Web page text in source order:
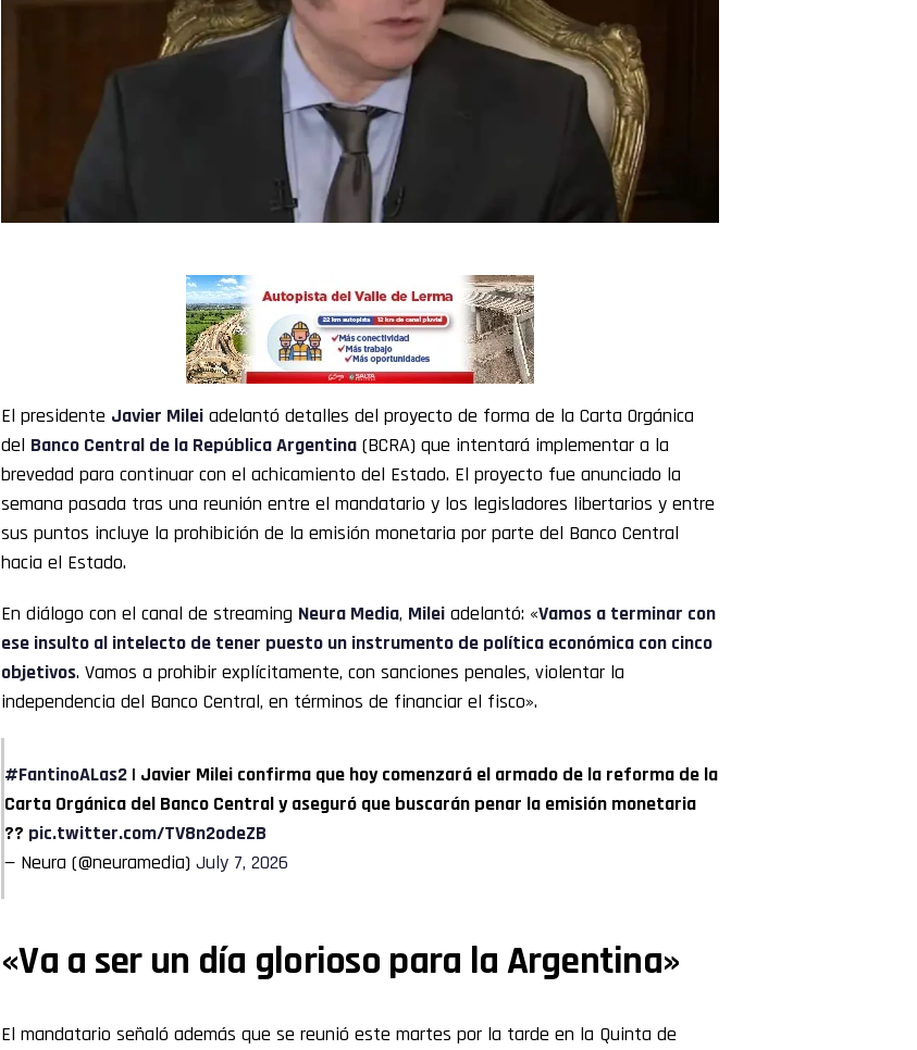
El presidente Javier Milei adelantó detalles del proyecto de forma de la Carta Orgánica
del Banco Central de la República Argentina (BCRA) que intentará implementar a la
brevedad para continuar con el achicamiento del Estado. El proyecto fue anunciado la
semana pasada tras una reunión entre el mandatario y los legisladores libertarios y entre
sus puntos incluye la prohibición de la emisión monetaria por parte del Banco Central
hacia el Estado.
En diálogo con el canal de streaming Neura Media, Milei adelantó: «Vamos a terminar con
ese insulto al intelecto de tener puesto un instrumento de política económica con cinco
objetivos. Vamos a prohibir explícitamente, con sanciones penales, violentar la
independencia del Banco Central, en términos de financiar el fisco».
#FantinoALas2 | Javier Milei confirma que hoy comenzará el armado de la reforma de la
Carta Orgánica del Banco Central y aseguró que buscarán penar la emisión monetaria
?? pic.twitter.com/TV8n2odeZB
— Neura (@neuramedia) July 7, 2026
«Va a ser un día glorioso para la Argentina»
El mandatario señaló además que se reunió este martes por la tarde en la Quinta de